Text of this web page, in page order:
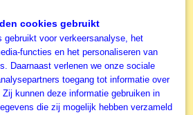
in een reiskoffer met nog vele
accessoires kun je het puzzelen nog
of samen aan een puzzel werkt. Of je
aan de muur wil hangen. Collage -
cookies gebruikt
gebruikt voor verkeersanalyse, het
functies en het personaliseren van
Daarnaast verlenen we onze sociale
toegang tot informatie over
kunnen deze informatie gebruiken in
die zij mogelijk hebben verzameld